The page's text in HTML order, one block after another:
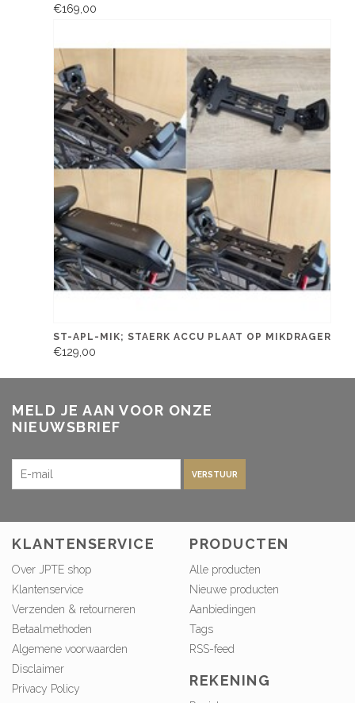
€169,00
ST-APL-MIK; STAERK ACCU PLAAT OP MIKDRAGER
€129,00
MELD JE AAN VOOR ONZE
NIEUWSBRIEF
VERSTUUR
KLANTENSERVICE
Over JPTE shop
Klantenservice
Verzenden & retourneren
Betaalmethoden
Algemene voorwaarden
Disclaimer
Privacy Policy
PRODUCTEN
Alle producten
Nieuwe producten
Aanbiedingen
Tags
RSS-feed
REKENING